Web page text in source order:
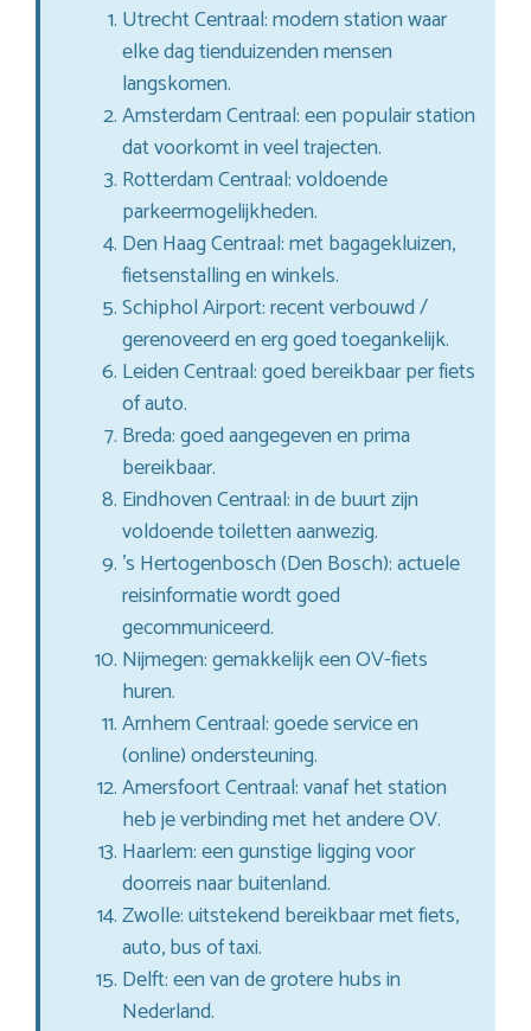
Utrecht Centraal: modern station waar
elke dag tienduizenden mensen
langskomen.
Amsterdam Centraal: een populair station
dat voorkomt in veel trajecten.
Rotterdam Centraal: voldoende
parkeermogelijkheden.
Den Haag Centraal: met bagagekluizen,
fietsenstalling en winkels.
Schiphol Airport: recent verbouwd /
gerenoveerd en erg goed toegankelijk.
Leiden Centraal: goed bereikbaar per fiets
of auto.
Breda: goed aangegeven en prima
bereikbaar.
Eindhoven Centraal: in de buurt zijn
voldoende toiletten aanwezig.
’s Hertogenbosch (Den Bosch): actuele
reisinformatie wordt goed
gecommuniceerd.
Nijmegen: gemakkelijk een OV-fiets
huren.
Arnhem Centraal: goede service en
(online) ondersteuning.
Amersfoort Centraal: vanaf het station
heb je verbinding met het andere OV.
Haarlem: een gunstige ligging voor
doorreis naar buitenland.
Zwolle: uitstekend bereikbaar met fiets,
auto, bus of taxi.
Delft: een van de grotere hubs in
Nederland.